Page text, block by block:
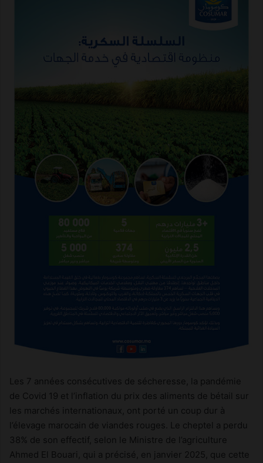
Les 7 années consécutives de sécheresse, la pandémie
de Covid 19 et l’inflation du prix des aliments de bétail sur
les marchés internationaux, ont porté un coup dur à
l’élevage marocain de viandes rouges. Le cheptel a perdu
38% de son effectif, selon le Ministre de l’agriculture
Ahmed El Bouari, qui a précisé, en janvier 2025, que cette